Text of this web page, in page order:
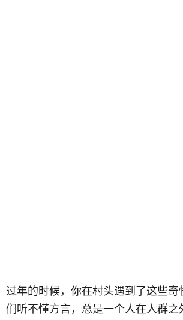
过年的时候，你在村头遇到了这些奇
们听不懂方言，总是一个人在人群之